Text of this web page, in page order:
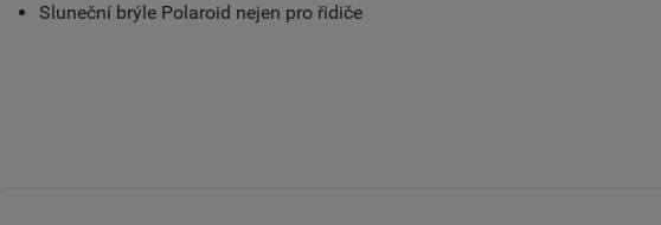
Sluneční brýle Polaroid nejen pro řidiče